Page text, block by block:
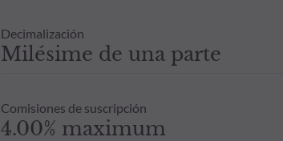
Decimalización
Milésime de una parte
Comisiones de suscripción
4.00% maximum